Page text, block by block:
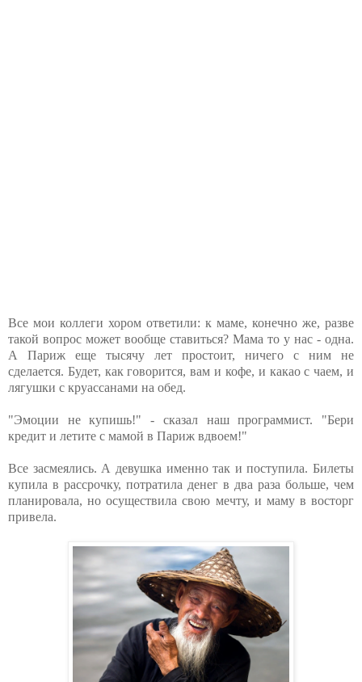
Все мои коллеги хором ответили: к маме, конечно же, разве
такой вопрос может вообще ставиться? Мама то у нас - одна.
А Париж еще тысячу лет простоит, ничего с ним не
сделается. Будет, как говорится, вам и кофе, и какао с чаем, и
лягушки с круассанами на обед.
"Эмоции не купишь!" - сказал наш программист. "Бери
кредит и летите с мамой в Париж вдвоем!"
Все засмеялись. А девушка именно так и поступила. Билеты
купила в рассрочку, потратила денег в два раза больше, чем
планировала, но осуществила свою мечту, и маму в восторг
привела.